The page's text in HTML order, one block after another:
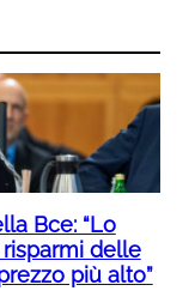
Bce: “Lo
delle
più alto”